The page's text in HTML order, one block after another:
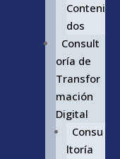
Conteni
dos
Consult
oría de
Transfor
mación
Digital
Consu
ltoría